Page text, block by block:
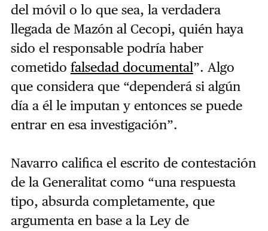
del móvil o lo que sea, la verdadera
llegada de Mazón al Cecopi, quién haya
sido el responsable podría haber
cometido falsedad documental”. Algo
que considera que “dependerá si algún
día a él le imputan y entonces se puede
entrar en esa investigación”.
Navarro califica el escrito de contestación
de la Generalitat como “una respuesta
tipo, absurda completamente, que
argumenta en base a la Ley de